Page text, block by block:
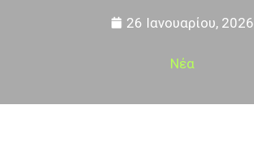
26 Ιανουαρίου, 2026
Νέα